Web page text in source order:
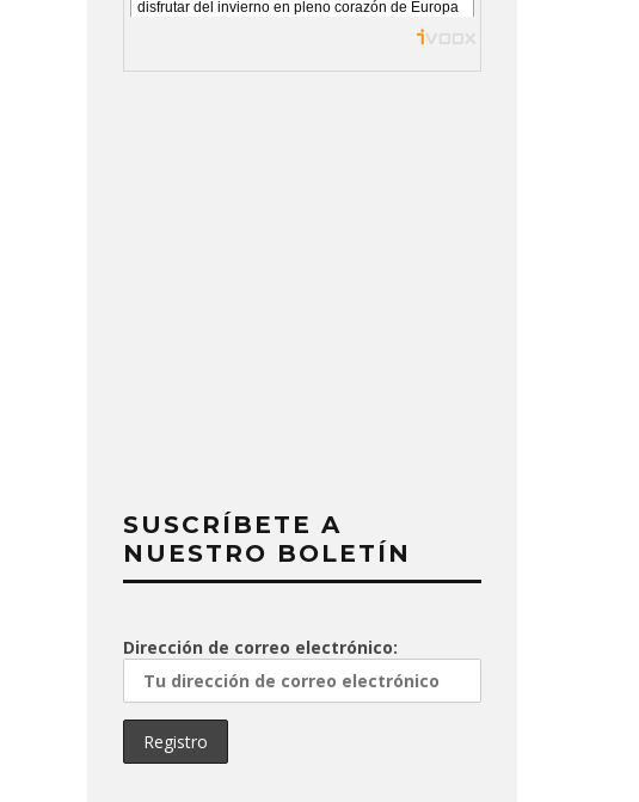
SUSCRÍBETE A
NUESTRO BOLETÍN
Dirección de correo electrónico: